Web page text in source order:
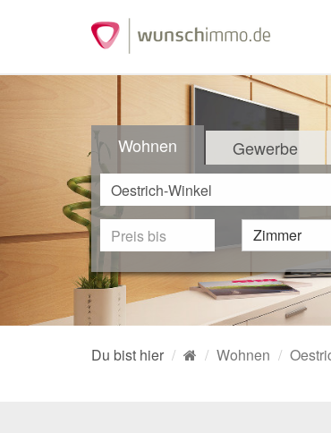
Wohnen Gewerbe
Zimmer
Du bist hier Wohnen